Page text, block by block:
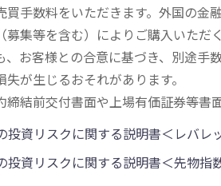
買手数料をいただきます。外国の金
募集等を含む）によりご購入いただ
、お客様との合意に基づき、別途手
が生じるおそれがあります。
締結前交付書面や上場有価証券等書
投資リスクに関する説明書＜レバレ
投資リスクに関する説明書＜先物